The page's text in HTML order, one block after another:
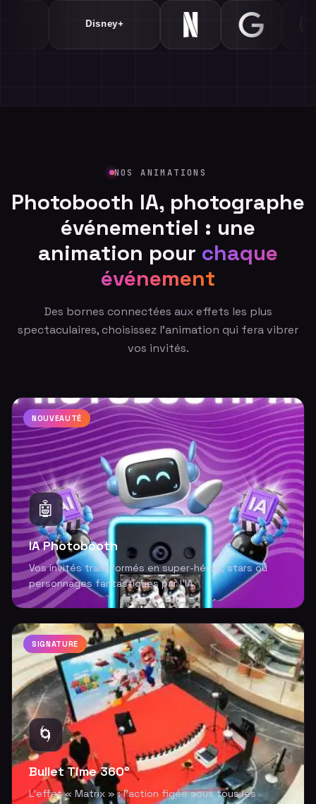
Netflix
Make Up For Ever
Nestenn
NOS ANIMATIONS
Photobooth IA, photographe
événementiel : une
animation pour chaque
événement
Des bornes connectées aux effets les plus
spectaculaires, choisissez l'animation qui fera vibrer
vos invités.
NOUVEAUTÉ
🤖
IA Photobooth
Vos invités transformés en super-héros, stars ou
personnages fantastiques par l'IA.
SIGNATURE
🌀
Bullet Time 360°
L'effet « Matrix » : l'action figée sous tous les